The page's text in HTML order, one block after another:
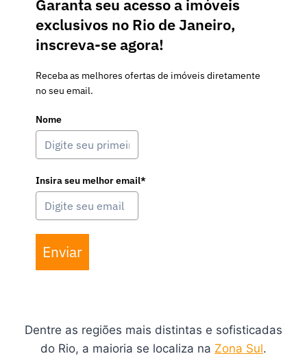
Garanta seu acesso a imóveis
exclusivos no Rio de Janeiro,
inscreva-se agora!
Receba as melhores ofertas de imóveis diretamente
no seu email.
Nome
Insira seu melhor email*
Enviar
Dentre as regiões mais distintas e sofisticadas
do Rio, a maioria se localiza na Zona Sul.